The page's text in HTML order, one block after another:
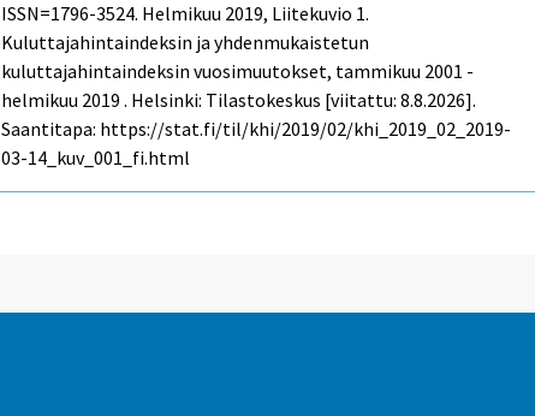
ISSN=1796-3524. Helmikuu 2019, Liitekuvio 1.
Kuluttajahintaindeksin ja yhdenmukaistetun
kuluttajahintaindeksin vuosimuutokset, tammikuu 2001 -
helmikuu 2019 . Helsinki: Tilastokeskus [viitattu: 8.8.2026].
Saantitapa: https://stat.fi/til/khi/2019/02/khi_2019_02_2019-
03-14_kuv_001_fi.html